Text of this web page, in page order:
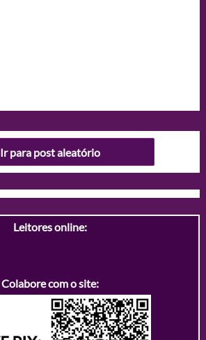
Ir para post aleatório
Leitores online:
Colabore com o site: